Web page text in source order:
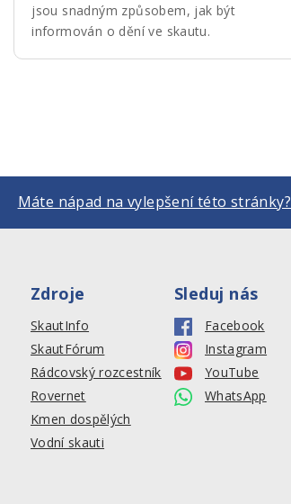
jsou snadným způsobem, jak být
informován o dění ve skautu.
Máte nápad na vylepšení této stránky?
Zdroje
SkautInfo
SkautFórum
Rádcovský rozcestník
Rovernet
Kmen dospělých
Vodní skauti
Sleduj nás
Facebook
Instagram
YouTube
WhatsApp